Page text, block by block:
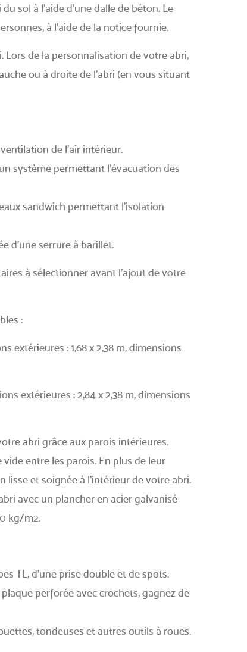
sol à l’aide d’une dalle de béton. Le
à l’aide de la notice fournie.
Lors de la personnalisation de votre abri,
ou à droite de l’abri (en vous situant
de l’air intérieur.
système permettant l’évacuation des
sandwich permettant l’isolation
d’une serrure à barillet.
à sélectionner avant l’ajout de votre
:
: 1,68 x 2,38 m, dimensions
extérieures : 2,84 x 2,38 m, dimensions
abri grâce aux parois intérieures.
entre les parois. En plus de leur
et soignée à l’intérieur de votre abri.
avec un plancher en acier galvanisé
kg/m2.
TL, d’une prise double et de spots.
perforée avec crochets, gagnez de
tondeuses et autres outils à roues.